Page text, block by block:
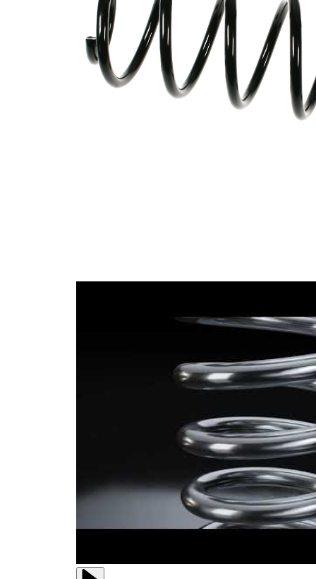
Tvar
pružiny
pružina s
konstatním
průměrem
Vnější
průměr
112 mm
Průměr
drátu
10,25 mm